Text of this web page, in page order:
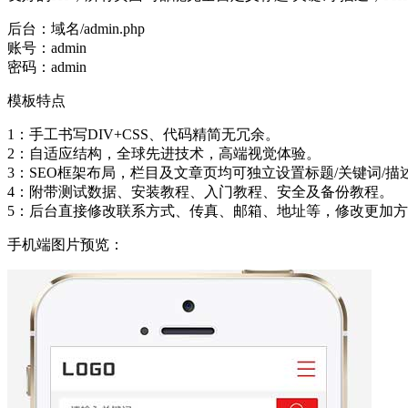
后台：域名/admin.php
账号：admin
密码：admin
模板特点
1：手工书写DIV+CSS、代码精简无冗余。
2：自适应结构，全球先进技术，高端视觉体验。
3：SEO框架布局，栏目及文章页均可独立设置标题/关键词/描
4：附带测试数据、安装教程、入门教程、安全及备份教程。
5：后台直接修改联系方式、传真、邮箱、地址等，修改更加方
手机端图片预览：